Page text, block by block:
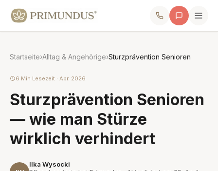
Startseite›Alltag & Angehörige›Sturzprävention Senioren
6 Min Lesezeit · Apr. 2026
Sturzprävention Senioren
— wie man Stürze
wirklich verhindert
Ilka Wysocki